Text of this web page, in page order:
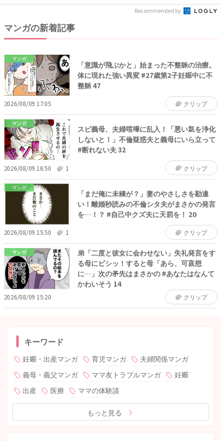
Recommended by
マンガの新着記事
マンガ
「意識が飛ぶかと」始まった不整脈の治療。
体に現れた強い異変 #27歳第2子妊娠中に不
整脈 47
2026/08/09 17:05 クリップ
マンガ
スピ義母、夫婦喧嘩に乱入！「悪い氣を浄化
しないと！」不倫疑惑夫と義母にいら立って
#断れない夫 32
2026/08/09 16:50 1 クリップ
マンガ
「まだ俺に未練が？」妻のやさしさを勘違
い！離婚秒読みの不倫シタ夫がまさかの発言
を…！？ #自己中クズ夫に天罰を！ 20
2026/08/09 15:50 1 クリップ
マンガ
弟「二度と彼女に会わせない」失礼発言をす
る母にビシッ！すると母「あら、可哀想
に…」次の矛先はまさかの #あなたはなんて
かわいそう 14
2026/08/09 15:20 クリップ
キーワード
妊娠・出産マンガ 育児マンガ
夫婦関係マンガ
義母・義父マンガ
ママ友トラブルマンガ
妊娠
出産
医療 ママの体験談
もっと見る